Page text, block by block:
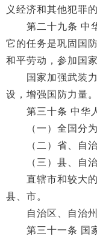
义经济和其他犯罪
第二十九条 中华
它的任务是巩固国
和平劳动，参加国
国家加强武装力
设，增强国防力量。
第三十条 中华人
（一）全国分为
（二）省、自治
（三）县、自治
直辖市和较大的
县、市。
自治区、自治州
第三十一条 国家